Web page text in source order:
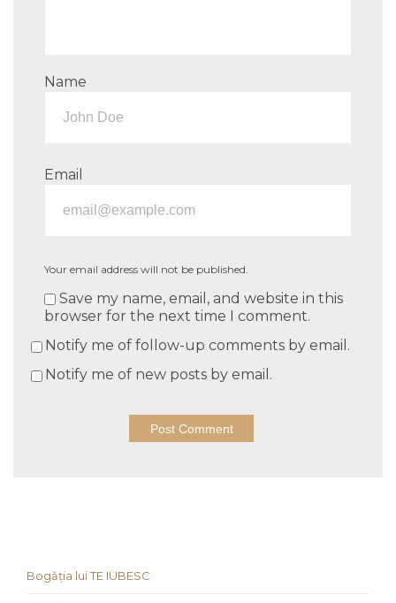
Name
Email
Your email address will not be published.
Save my name, email, and website in this
browser for the next time I comment.
Notify me of follow-up comments by email.
Notify me of new posts by email.
Bogăția lui TE IUBESC